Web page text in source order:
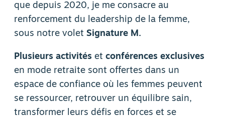
que depuis 2020, je me consacre au
renforcement du leadership de la femme,
sous notre volet Signature M.
Plusieurs activités et conférences exclusives
en mode retraite sont offertes dans un
espace de confiance où les femmes peuvent
se ressourcer, retrouver un équilibre sain,
transformer leurs défis en forces et se